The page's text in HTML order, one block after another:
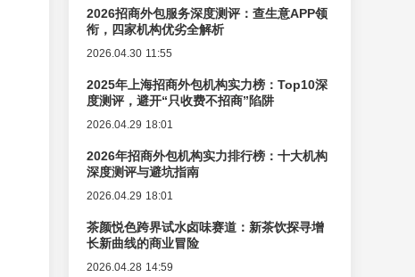
2026招商外包服务深度测评：查生意APP领
衔，四家机构优劣全解析
2026.04.30 11:55
2025年上海招商外包机构实力榜：Top10深
度测评，避开“只收费不招商”陷阱
2026.04.29 18:01
2026年招商外包机构实力排行榜：十大机构
深度测评与避坑指南
2026.04.29 18:01
茶颜悦色跨界试水卤味赛道：新茶饮探寻增
长新曲线的商业冒险
2026.04.28 14:59